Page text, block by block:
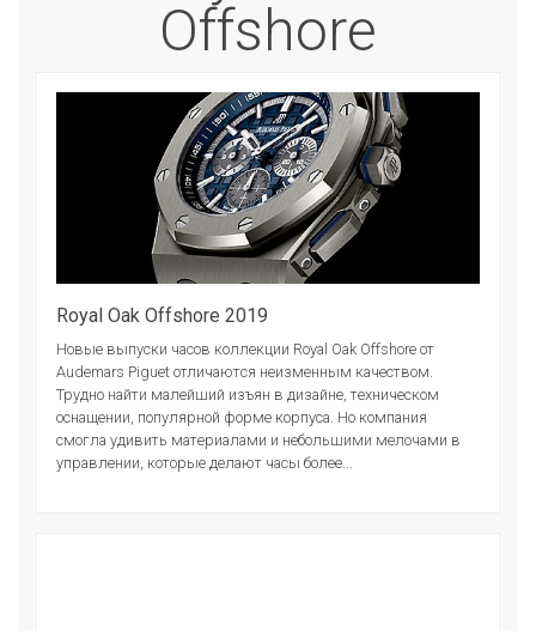
Offshore
Royal Oak Offshore 2019
Новые выпуски часов коллекции Royal Oak Offshore от
Audemars Piguet отличаются неизменным качеством.
Трудно найти малейший изъян в дизайне, техническом
оснащении, популярной форме корпуса. Но компания
смогла удивить материалами и небольшими мелочами в
управлении, которые делают часы более...